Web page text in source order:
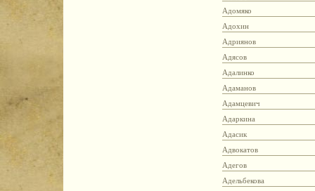
Адомяко
Адохин
Адриянов
Адясов
Адалинко
Адаманов
Адамцевич
Адаркина
Адасик
Адвокатов
Адегов
Адельбекова